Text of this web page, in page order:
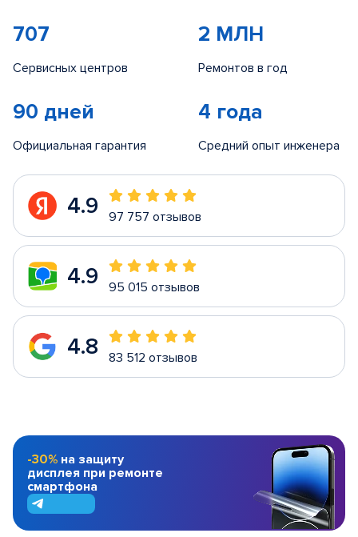
707
Сервисных центров
2 МЛН
Ремонтов в год
90 дней
Официальная гарантия
4 года
Средний опыт инженера
4.9 97 757 отзывов
4.9 95 015 отзывов
4.8 83 512 отзывов
-30% на защиту
дисплея при ремонте
смартфона